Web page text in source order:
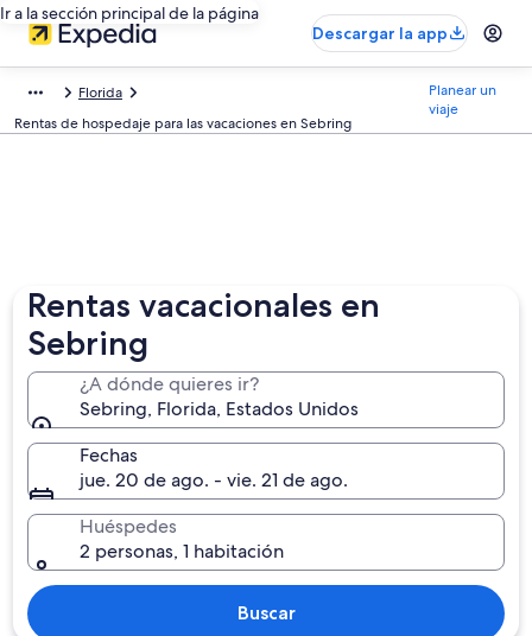
Ir a la sección principal de la página
Descargar la app
Florida
Rentas de hospedaje para las vacaciones en Sebring
Planear un
viaje
Rentas vacacionales en
Sebring
¿A dónde quieres ir?
Sebring, Florida, Estados Unidos
Fechas
jue. 20 de ago. - vie. 21 de ago.
Huéspedes
2 personas, 1 habitación
Buscar